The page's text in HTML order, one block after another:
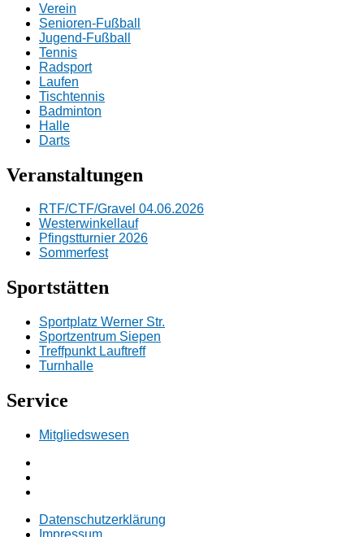
Verein
Senioren-Fußball
Jugend-Fußball
Tennis
Radsport
Laufen
Tischtennis
Badminton
Halle
Darts
Veranstaltungen
RTF/CTF/Gravel 04.06.2026
Westerwinkellauf
Pfingstturnier 2026
Sommerfest
Sportstätten
Sportplatz Werner Str.
Sportzentrum Siepen
Treffpunkt Lauftreff
Turnhalle
Service
Mitgliedswesen
Datenschutzerklärung
Impressum